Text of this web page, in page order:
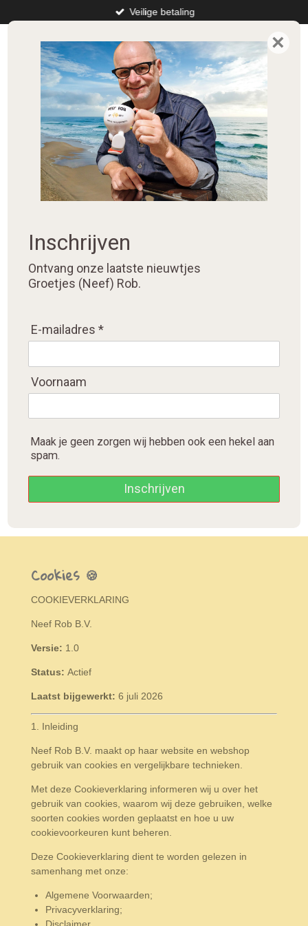
direct
hoofdinhoud
⭐️⭐️⭐️⭐️⭐️
Veilige betaling
Cookies 🍪
COOKIEVERKLARING
Neef Rob B.V.
Versie: 1.0
Status: Actief
Laatst bijgewerkt: 6 juli 2026
1. Inleiding
Neef Rob B.V. maakt op haar website en webshop
gebruik van cookies en vergelijkbare technieken.
Met deze Cookieverklaring informeren wij u over het
gebruik van cookies, waarom wij deze gebruiken, welke
soorten cookies worden geplaatst en hoe u uw
cookievoorkeuren kunt beheren.
Deze Cookieverklaring dient te worden gelezen in
samenhang met onze:
Algemene Voorwaarden;
Privacyverklaring;
Disclaimer.
×
Inschrijven
Ontvang onze laatste nieuwtjes
Groetjes (Neef) Rob.
E-mailadres *
Voornaam
Maak je geen zorgen wij hebben ook een hekel aan
spam.
Inschrijven